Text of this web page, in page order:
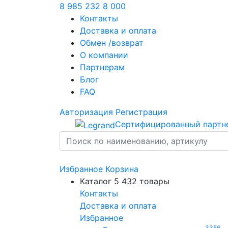
8 985 232 8 000
Контакты
Доставка и оплата
Обмен /возврат
О компании
Партнерам
Блог
FAQ
Авторизация Регистрация
Сертифицированный
Избранное Корзина
Каталог 5 432 товары
Контакты
Доставка и оплата
Избранное